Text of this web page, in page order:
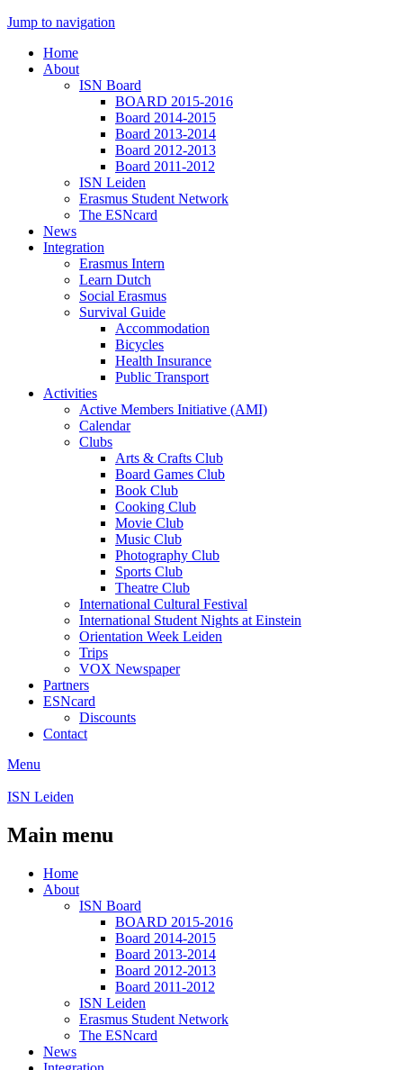
Jump to navigation
Home
About
ISN Board
BOARD 2015-2016
Board 2014-2015
Board 2013-2014
Board 2012-2013
Board 2011-2012
ISN Leiden
Erasmus Student Network
The ESNcard
News
Integration
Erasmus Intern
Learn Dutch
Social Erasmus
Survival Guide
Accommodation
Bicycles
Health Insurance
Public Transport
Activities
Active Members Initiative (AMI)
Calendar
Clubs
Arts & Crafts Club
Board Games Club
Book Club
Cooking Club
Movie Club
Music Club
Photography Club
Sports Club
Theatre Club
International Cultural Festival
International Student Nights at Einstein
Orientation Week Leiden
Trips
VOX Newspaper
Partners
ESNcard
Discounts
Contact
Menu
ISN Leiden
Main menu
Home
About
ISN Board
BOARD 2015-2016
Board 2014-2015
Board 2013-2014
Board 2012-2013
Board 2011-2012
ISN Leiden
Erasmus Student Network
The ESNcard
News